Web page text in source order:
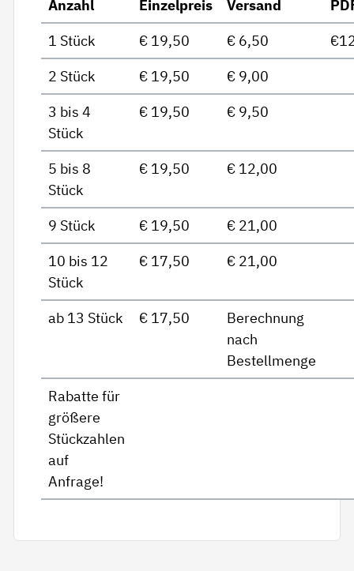
Anzahl Einzelpreis Versand
1 Stück
€ 19,50 € 6,50
2 Stück
€ 19,50
€ 9,00
3 bis 4
Stück
€ 19,50 € 9,50
5 bis 8
Stück
€ 19,50 € 12,00
9 Stück € 19,50
€ 21,00
10 bis 12
Stück
€ 17,50 € 21,00
ab 13 Stück € 17,50
Berechnung
nach
Bestellmenge
Rabatte für
größere
Stückzahlen
auf
Anfrage!